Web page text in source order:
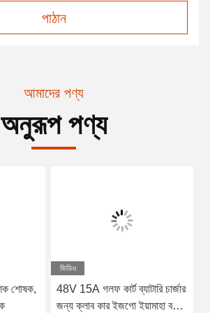
পাঠান
আমাদের পণ্য
অনুরূপ পণ্য
চার্জার
বগি
ক্লাব কার ডিএস টাই রড এন্ড 2004-
UP ডান হাতের থ্রেড 2pcs